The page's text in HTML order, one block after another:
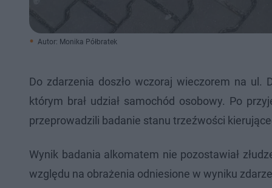
Autor: Monika Półbratek
Do zdarzenia doszło wczoraj wieczorem na ul.
którym brał udział samochód osobowy. Po
przeprowadzili badanie stanu trzeźwości
Wynik badania alkomatem nie pozostawiał
względu na obrażenia odniesione w wyniku